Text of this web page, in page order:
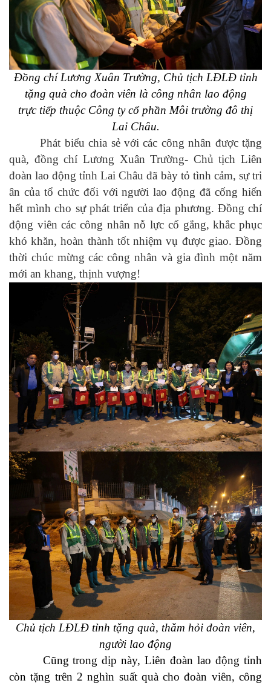
Đồng chí Lương Xuân Trường, Chủ tịch LĐLĐ tỉnh
tặng quà cho đoàn viên là công nhân lao động
trực tiếp thuộc Công ty cổ phần Môi trường đô thị
Lai Châu.
Phát biểu chia sẻ với các công nhân được tặng
quà, đồng chí Lương Xuân Trường- Chủ tịch Liên
đoàn lao động tỉnh Lai Châu đã bày tỏ tình cảm, sự tri
ân của tổ chức đối với người lao động đã cống hiến
hết mình cho sự phát triển của địa phương. Đồng chí
động viên các công nhân nỗ lực cố gắng, khắc phục
khó khăn, hoàn thành tốt nhiệm vụ được giao. Đồng
thời chúc mừng các công nhân và gia đình một năm
mới an khang, thịnh vượng!
Chủ tịch LĐLĐ tỉnh tặng quà, thăm hỏi đoàn viên,
người lao động
Cũng trong dịp này, Liên đoàn lao động tỉnh
còn tặng trên 2 nghìn suất quà cho đoàn viên, công